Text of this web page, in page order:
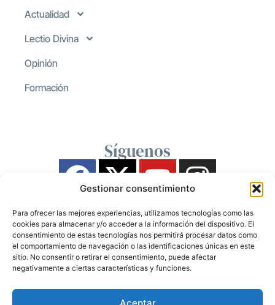
Gestionar consentimiento
Para ofrecer las mejores experiencias, utilizamos tecnologías como las
cookies para almacenar y/o acceder a la información del dispositivo. El
consentimiento de estas tecnologías nos permitirá procesar datos como
el comportamiento de navegación o las identificaciones únicas en este
sitio. No consentir o retirar el consentimiento, puede afectar
negativamente a ciertas características y funciones.
Aceptar
Actualidad
Lectio Divina
Opinión
Formación
Síguenos